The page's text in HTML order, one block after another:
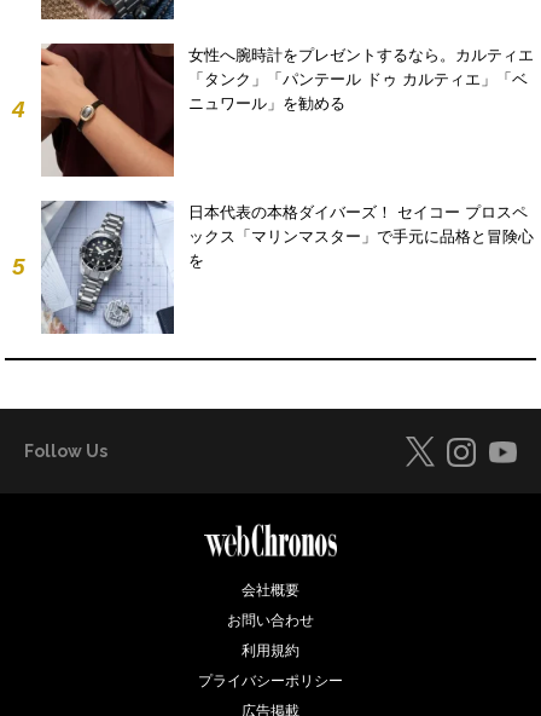
4
女性へ腕時計をプレゼントするなら。カルティエ
「タンク」「パンテール ドゥ カルティエ」「ベ
ニュワール」を勧める
5
日本代表の本格ダイバーズ！ セイコー プロスペ
ックス「マリンマスター」で手元に品格と冒険心
を
Follow Us
会社概要
お問い合わせ
利用規約
プライバシーポリシー
広告掲載